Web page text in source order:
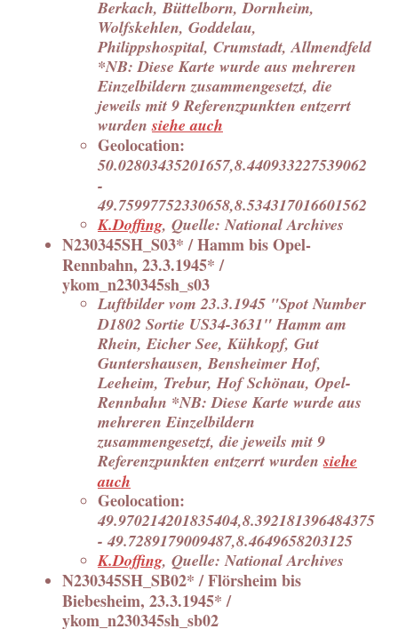
Berkach, Büttelborn, Dornheim,
Wolfskehlen, Goddelau,
Philippshospital, Crumstadt, Allmendfeld
*NB: Diese Karte wurde aus mehreren
Einzelbildern zusammengesetzt, die
jeweils mit 9 Referenzpunkten entzerrt
wurdensiehe auch
Geolocation:
50.02803435201657,8.440933227539062
-
49.75997752330658,8.534317016601562
K.Doffing, Quelle: National Archives
N230345SH_S03* / Hamm bis Opel-
Rennbahn, 23.3.1945* /
ykom_n230345sh_s03
Luftbilder vom 23.3.1945 "Spot Number
D1802 Sortie US34-3631" Hamm am
Rhein, Eicher See, Kühkopf, Gut
Guntershausen, Bensheimer Hof,
Leeheim, Trebur, Hof Schönau, Opel-
Rennbahn *NB: Diese Karte wurde aus
mehreren Einzelbildern
zusammengesetzt, die jeweils mit 9
Referenzpunkten entzerrt wurdensiehe
auch
Geolocation:
49.970214201835404,8.392181396484375
- 49.7289179009487,8.4649658203125
K.Doffing, Quelle: National Archives
N230345SH_SB02* / Flörsheim bis
Biebesheim, 23.3.1945* /
ykom_n230345sh_sb02